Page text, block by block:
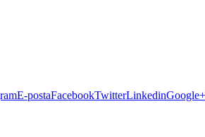
E-postaFacebookTwitterLinkedinGoogle+